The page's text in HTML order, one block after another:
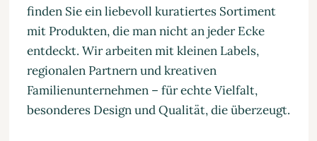
finden Sie ein liebevoll kuratiertes Sortiment
mit Produkten, die man nicht an jeder Ecke
entdeckt. Wir arbeiten mit kleinen Labels,
regionalen Partnern und kreativen
Familienunternehmen – für echte Vielfalt,
besonderes Design und Qualität, die überzeugt.